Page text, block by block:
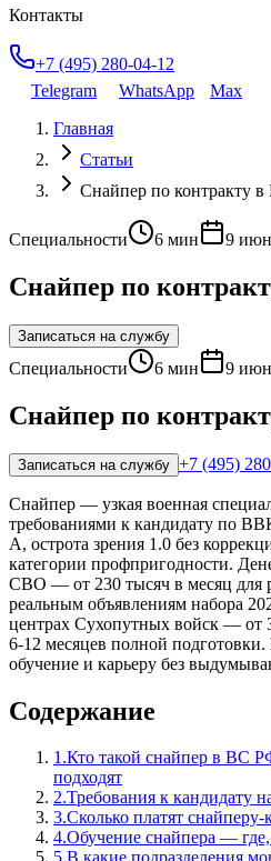
Контакты
+7 (495) 280-04-12
Telegram
WhatsApp
Max
Главная
Статьи
Снайпер по контракту
Специальности 6 мин 9
Снайпер по
Записаться на службу
Специальности 6 мин 9
Снайпер по
Записаться на службу +7 (495)
Снайпер — узкая военная
требованиями к кандидату по
А, острота зрения 1.0 без
категории профпригодности.
СВО — от 230 тысяч в месяц для
реальным объявлениям набора
центрах Сухопутных войск — от
6-12 месяцев полной подготовки.
обучение и карьеру без
Содержание
1.Кто такой снайпер в ВС
подходят
2.Требования к кандидату
3.Сколько платят
4.Обучение снайпера — где,